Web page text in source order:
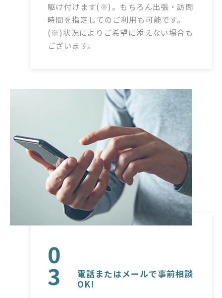
駆け付けます(※)。もちろん出張・訪問
時間を指定してのご利用も可能です。
(※)状況によりご希望に添えない場合も
ございます。
0
3
電話またはメールで事前相談
OK!